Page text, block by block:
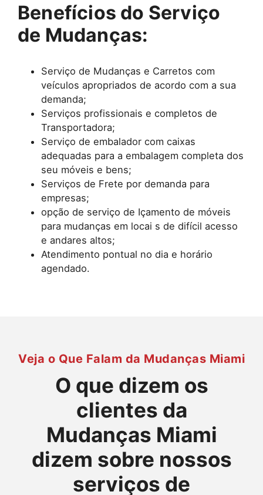
Benefícios do Serviço
de Mudanças:
Serviço de Mudanças e Carretos com
veículos apropriados de acordo com a sua
demanda;
Serviços profissionais e completos de
Transportadora;
Serviço de embalador com caixas
adequadas para a embalagem completa dos
seu móveis e bens;
Serviços de Frete por demanda para
empresas;
opção de serviço de Içamento de móveis
para mudanças em locai s de difícil acesso
e andares altos;
Atendimento pontual no dia e horário
agendado.
Veja o Que Falam da Mudanças Miami
O que dizem os
clientes da
Mudanças Miami
dizem sobre nossos
serviços de